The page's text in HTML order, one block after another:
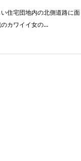
住宅団地内の北側道路に
カワイイ女の…